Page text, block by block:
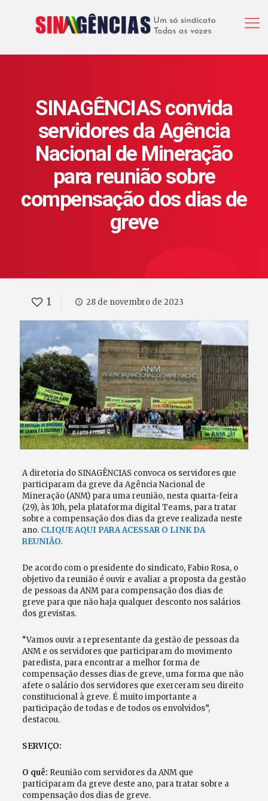
SINAGÊNCIAS convida
servidores da Agência
Nacional de Mineração
para reunião sobre
compensação dos dias de
greve
1 28 de novembro de 2023
A diretoria do SINAGÊNCIAS convoca os servidores que
participaram da greve da Agência Nacional de
Mineração (ANM) para uma reunião, nesta quarta-feira
(29), às 10h, pela plataforma digital Teams, para tratar
sobre a compensação dos dias da greve realizada neste
ano. CLIQUE AQUI PARA ACESSAR O LINK DA
REUNIÃO.
De acordo com o presidente do sindicato, Fabio Rosa, o
objetivo da reunião é ouvir e avaliar a proposta da gestão
de pessoas da ANM para compensação dos dias de
greve para que não haja qualquer desconto nos salários
dos grevistas.
“Vamos ouvir a representante da gestão de pessoas da
ANM e os servidores que participaram do movimento
paredista, para encontrar a melhor forma de
compensação desses dias de greve, uma forma que não
afete o salário dos servidores que exerceram seu direito
constitucional à greve. É muito importante a
participação de todas e de todos os envolvidos”,
destacou.
SERVIÇO:
O quê: Reunião com servidores da ANM que
participaram da greve deste ano, para tratar sobre a
compensação dos dias de greve.